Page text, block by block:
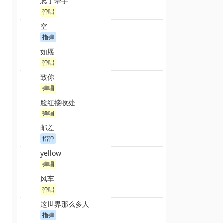
弹唱
空
指弹
如愿
弹唱
致你
弹唱
脸红接收处
弹唱
邮差
指弹
yellow
弹唱
风车
弹唱
这世界那么多人
指弹